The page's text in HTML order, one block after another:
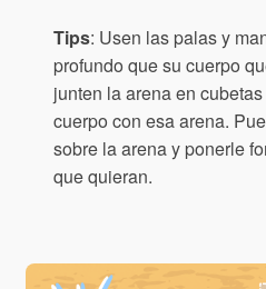
Tips: Usen las palas y
profundo que su cuerpo
junten la arena en
cuerpo con esa arena.
sobre la arena y ponerle
que quieran.